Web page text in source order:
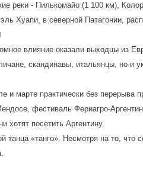
реки - Пилькомайо (1 100 км),
Хуапи, в северной Патагонии,
влияние оказали выходцы из
скандинавы, итальянцы, но и
и марте практически без перерыва
фестиваль Фериагро-
хотят посетить Аргентину.
танца «танго». Несмотря на то,